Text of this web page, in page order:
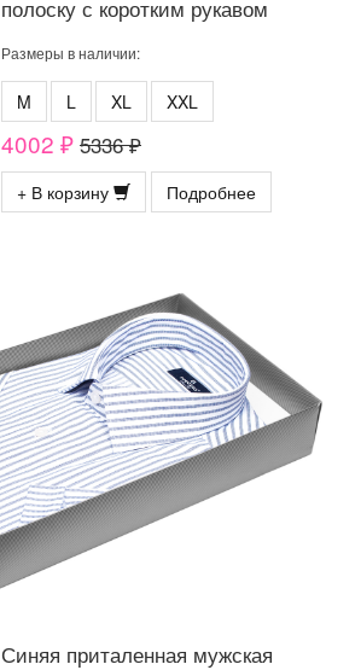
полоску с коротким рукавом
Размеры в наличии:
M L XL XXL
4002 ₽ 5336 ₽
+ В корзину Подробнее
Синяя приталенная мужская